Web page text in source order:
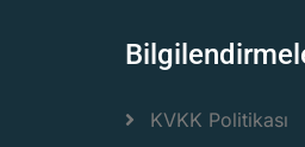
KVKK Politikası